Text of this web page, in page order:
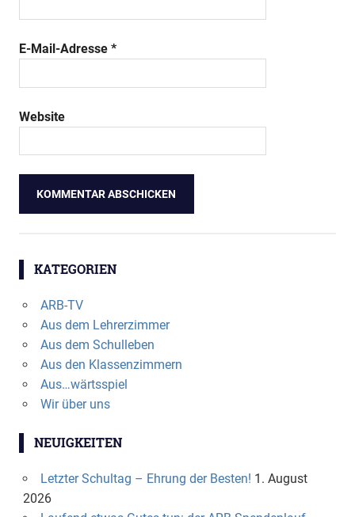
E-Mail-Adresse *
Website
KATEGORIEN
ARB-TV
Aus dem Lehrerzimmer
Aus dem Schulleben
Aus den Klassenzimmern
Aus…wärtsspiel
Wir über uns
NEUIGKEITEN
Letzter Schultag – Ehrung der Besten! 1. August
2026